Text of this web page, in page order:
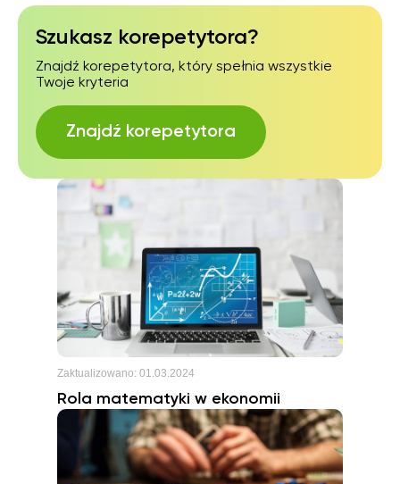
Szukasz korepetytora?
Znajdź korepetytora, który spełnia wszystkie
Twoje kryteria
Znajdź korepetytora
Zaktualizowano: 01.03.2024
Rola matematyki w ekonomii